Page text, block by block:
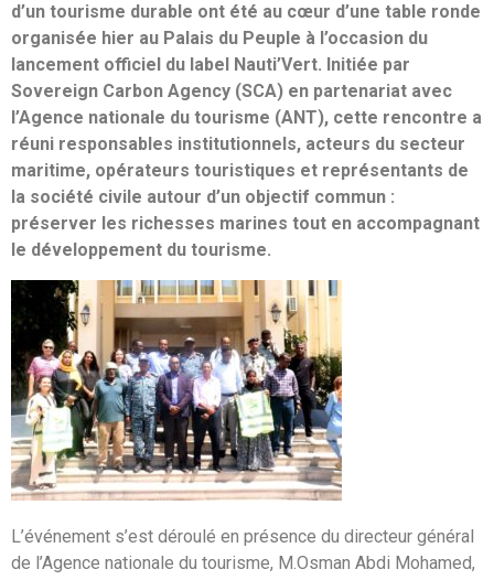
d’un tourisme durable ont été au cœur d’une table ronde
organisée hier au Palais du Peuple à l’occasion du
lancement officiel du label Nauti’Vert. Initiée par
Sovereign Carbon Agency (SCA) en partenariat avec
l’Agence nationale du tourisme (ANT), cette rencontre a
réuni responsables institutionnels, acteurs du secteur
maritime, opérateurs touristiques et représentants de
la société civile autour d’un objectif commun :
préserver les richesses marines tout en accompagnant
le développement du tourisme.
L’événement s’est déroulé en présence du directeur général
de l’Agence nationale du tourisme, M.Osman Abdi Mohamed,